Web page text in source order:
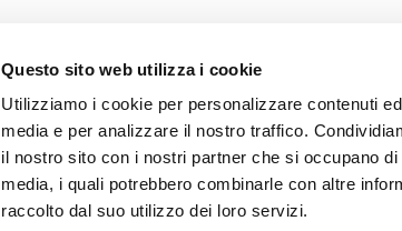
Questo sito web utilizza i cookie
Utilizziamo i cookie per personalizzare contenuti
media e per analizzare il nostro traffico.
il nostro sito con i nostri partner che si occupano
media, i quali potrebbero combinarle con altre
raccolto dal suo utilizzo dei loro servizi.